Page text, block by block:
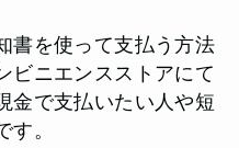
書を使って支払う方法
ビニエンスストアにて
金で支払いたい人や短
す。